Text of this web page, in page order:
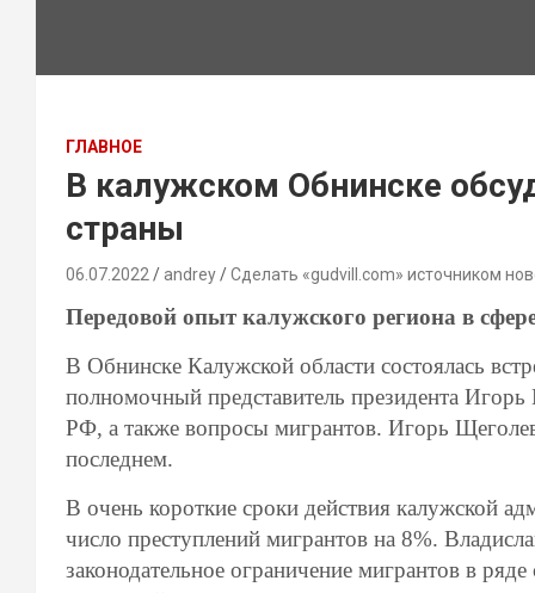
ГЛАВНОЕ
В калужском Обнинске
страны
06.07.2022 andrey Сделать «gudvill.com» источником
Передовой опыт калужского региона в
В Обнинске Калужской области состоялась
полномочный представитель президента
РФ, а также вопросы мигрантов. Игорь
последнем.
В очень короткие сроки действия калужской
число преступлений мигрантов на 8%.
законодательное ограничение мигрантов в